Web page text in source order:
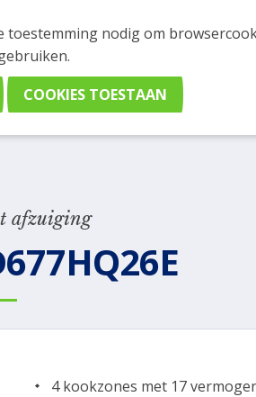
eenvoudig apparaten en merken
afzuiging
4 kookzones met 17
nodig om